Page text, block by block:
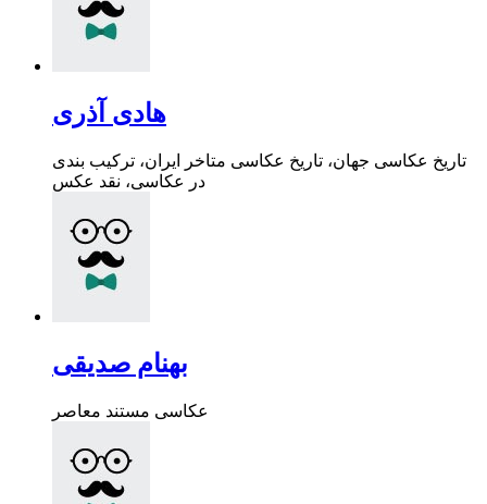
هادی آذری
تاریخ عکاسی جهان، تاریخ عکاسی متاخر ایران، ترکیب بندی
در عکاسی، نقد عکس
بهنام صدیقی
عکاسی مستند معاصر